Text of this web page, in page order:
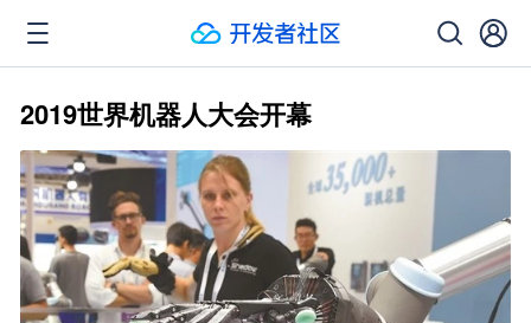
2019世界机器人大会开幕